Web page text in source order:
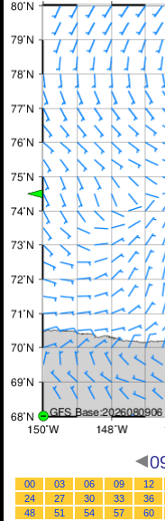
00 03 06 09 12
24
27 30 33 36
48
51 54 57 60